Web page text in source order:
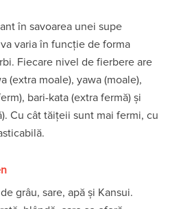
în savoarea unei supe
varia în funcție de forma
Fiecare nivel de fierbere are
(extra moale), yawa (moale),
bari-kata (extra fermă) și
Cu cât tăițeii sunt mai fermi, cu
grâu, sare, apă și Kansui.